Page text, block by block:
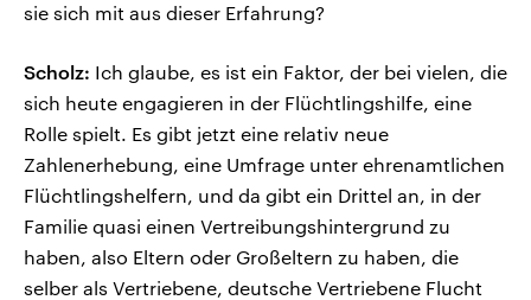
sie sich mit aus dieser Erfahrung?
Scholz: Ich glaube, es ist ein Faktor, der bei vielen, die
sich heute engagieren in der Flüchtlingshilfe, eine
Rolle spielt. Es gibt jetzt eine relativ neue
Zahlenerhebung, eine Umfrage unter ehrenamtlichen
Flüchtlingshelfern, und da gibt ein Drittel an, in der
Familie quasi einen Vertreibungshintergrund zu
haben, also Eltern oder Großeltern zu haben, die
selber als Vertriebene, deutsche Vertriebene Flucht